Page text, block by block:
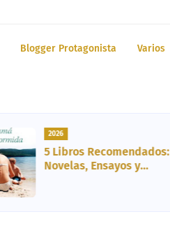
Blogger Protagonista Varios
2026
5 Libros Recomendados:
Novelas, Ensayos y